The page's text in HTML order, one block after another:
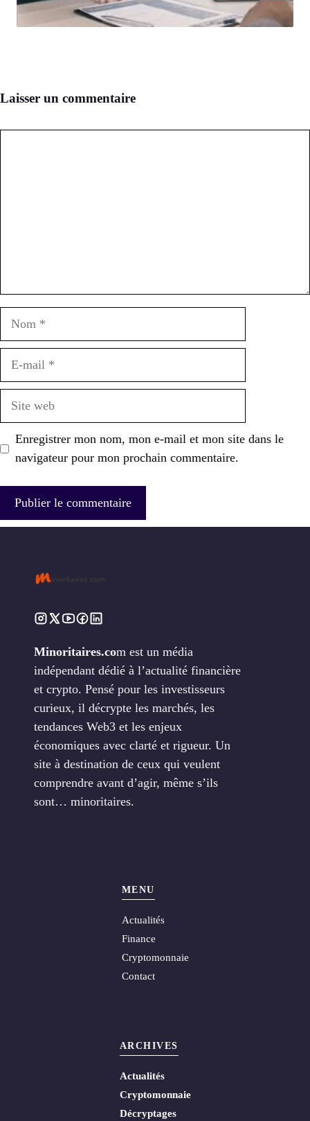
Laisser un commentaire
Enregistrer mon nom, mon e-mail et mon site dans le
navigateur pour mon prochain commentaire.
Minoritaires.com est un média
indépendant dédié à l’actualité financière
et crypto. Pensé pour les investisseurs
curieux, il décrypte les marchés, les
tendances Web3 et les enjeux
économiques avec clarté et rigueur. Un
site à destination de ceux qui veulent
comprendre avant d’agir, même s’ils
sont… minoritaires.
MENU
Actualités
Finance
Cryptomonnaie
Contact
ARCHIVES
Actualités
Cryptomonnaie
Décryptages